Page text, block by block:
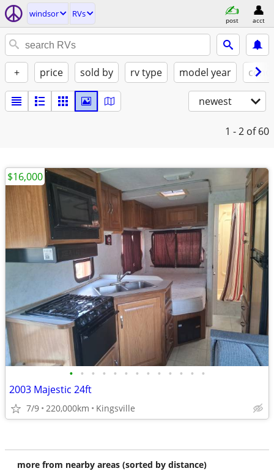
windsor RVs
post acct
+ price sold by rv type model year
newest
1 - 2 of 60
• • • • • • • • • • • • •
2003 Majestic 24ft
7/9 220,000km Kingsville
$16,000
more from nearby areas (sorted by distance)